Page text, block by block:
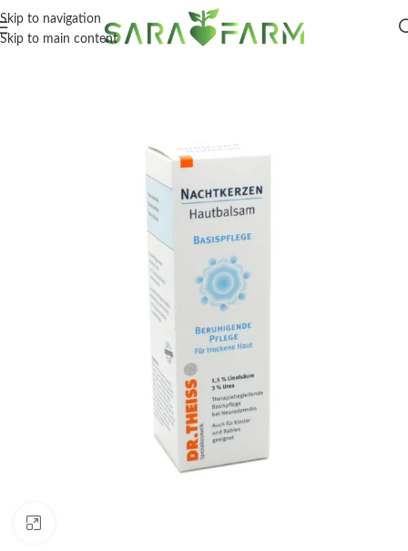
Skip to navigation
Skip to main content